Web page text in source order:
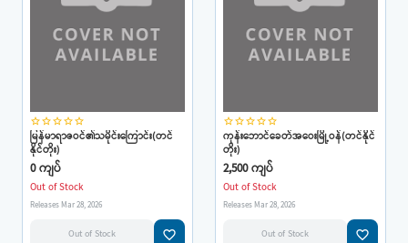
star_borderstar_borderstar_borderstar_borderstar_border
မြန်မာရာဇဝင်၏သမိုင်းကြောင်း(တင်
နိုင်တိုး)
0 ကျပ်
Out of Stock
Releases Mar 28, 2026
Out of Stock favorite_border
star_borderstar_borderstar_borderstar_borderstar_border
ကုန်းဘောင်ခေတ်အဝေးမြို့ဝန်(တင်နိုင်
တိုး)
2,500 ကျပ်
Out of Stock
Releases Mar 28, 2026
Out of Stock favorite_border